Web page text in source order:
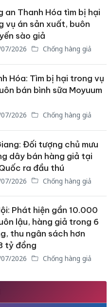
an Thanh Hóa tìm bị hại
vụ án sản xuất, buôn
sào giả
2026 Chống hàng giả
Hóa: Tìm bị hại trong vụ
bán bình sữa Moyuum
2026 Chống hàng giả
Đối tượng chủ mưu
dây bán hàng giả tại
ra đầu thú
2026 Chống hàng giả
Phát hiện gần 10.000
lậu, hàng giả trong 6
thu ngân sách hơn
tỷ đồng
2026 Chống hàng giả